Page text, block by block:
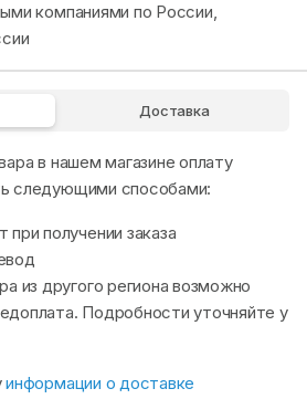
компаниями по России,
Доставка
в нашем магазине оплату
следующими способами:
при получении заказа
из другого региона возможно
Подробности уточняйте у
информации о доставке